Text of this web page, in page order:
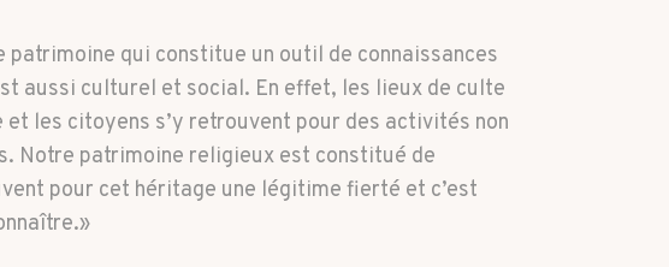
qui constitue un outil de connaissances
aussi culturel et social. En effet, les lieux de culte
les citoyens s’y retrouvent pour des activités non
Notre patrimoine religieux est constitué de
pour cet héritage une légitime fierté et c’est